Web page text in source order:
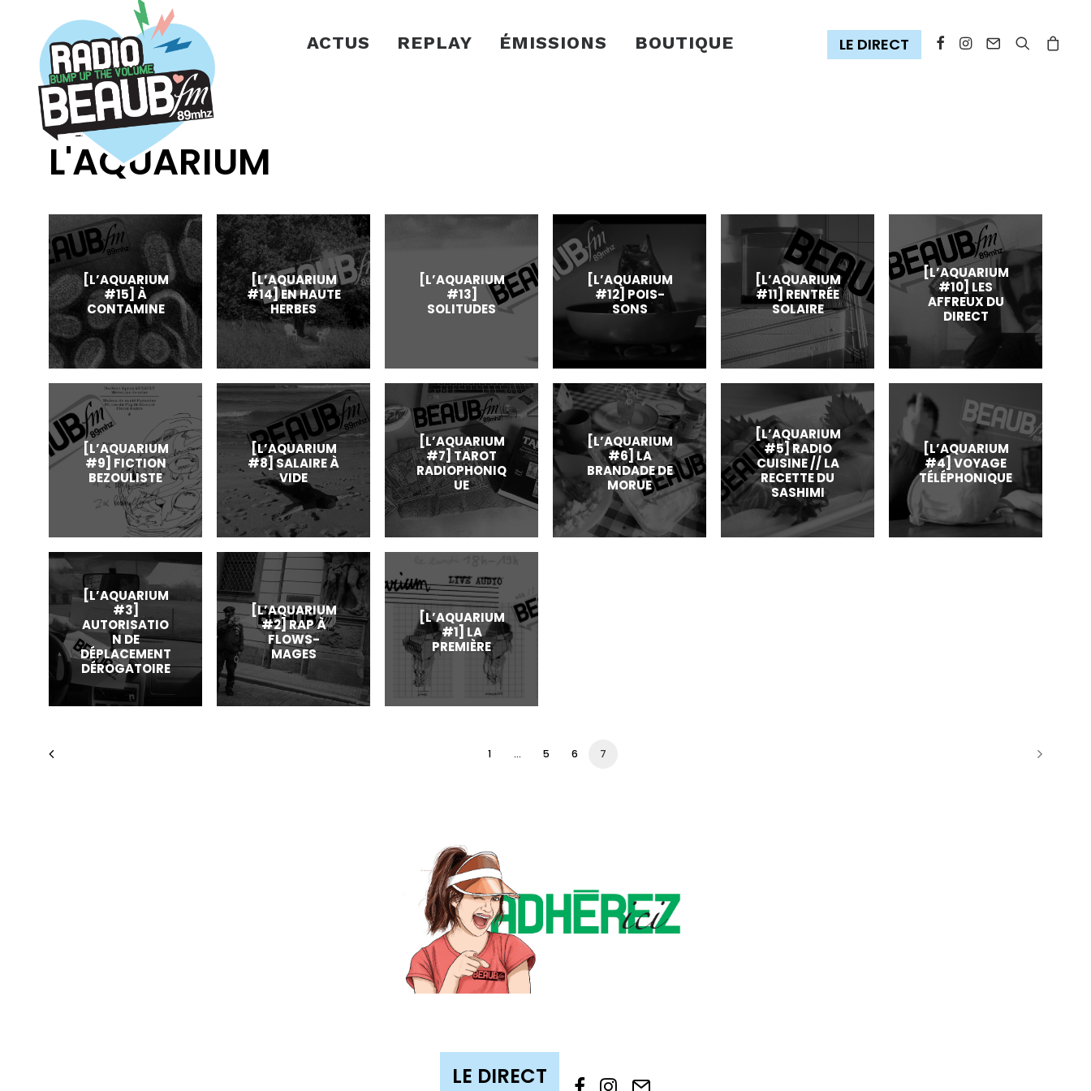
Panneau de gestion des cookies
ACTUS REPLAY ÉMISSIONS BOUTIQUE
REPLAY
L'AQUARIUM
[L’AQUARIUM
#15] À
CONTAMINE
[L’AQUARIUM
#14] EN HAUTE
HERBES
[L’AQUARIUM
#13]
SOLITUDES
[L’AQUARIUM
#12] POIS-
SONS
[L’AQUARIUM
#11] RENTRÉE
SOLAIRE
[L’AQUARIUM
#10] LES
AFFREUX DU
DIRECT
[L’AQUARIUM
#9] FICTION
BEZOULISTE
[L’AQUARIUM
#8] SALAIRE À
VIDE
[L’AQUARIUM
#7] TAROT
RADIOPHONIQ
UE
[L’AQUARIUM
#6] LA
BRANDADE DE
MORUE
[L’AQUARIUM
#5] RADIO
CUISINE // LA
RECETTE DU
SASHIMI
[L’AQUARIUM
#4] VOYAGE
TÉLÉPHONIQUE
[L’AQUARIUM
#3]
AUTORISATIO
N DE
DÉPLACEMENT
DÉROGATOIRE
[L’AQUARIUM
#2] RAP À
FLOWS-
MAGES
[L’AQUARIUM
#1] LA
PREMIÈRE
1 … 5 6 7